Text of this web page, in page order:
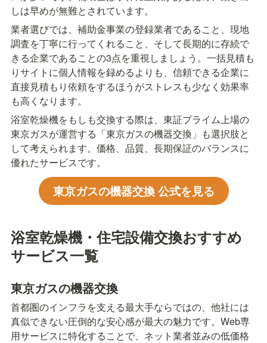
しは早めが無難とされています。
業者選びでは、補助金事業の登録業者であること、現地
調査を丁寧に行ってくれること、そして長期的に存続で
きる企業であることの3点を重視しましょう。一括見積も
りサイトに個人情報を録めるよりも、信頼できる企業に
直接見積もり依頼をするほうがストレスも少なく効果率
も高くなります。
浴室乾燥機をもしも交換する際は、東証プライム上場の
東京ガスが運営する「東京ガスの機器交換」も選択肢と
して考えられます。価格、品質、長期保証のバランスに
優れたサービスです。
東京ガスの機器交換 公式を見る
浴室乾燥機・住宅設備交換おすすめ
サービス一覧
東京ガスの機器交換
首都圏のインフラを支える最大手ならではの、他社には
真似できない圧倒的な安心感が最大の魅力です。Web専
用サービスに特化することで、ネット業者並みの低価格